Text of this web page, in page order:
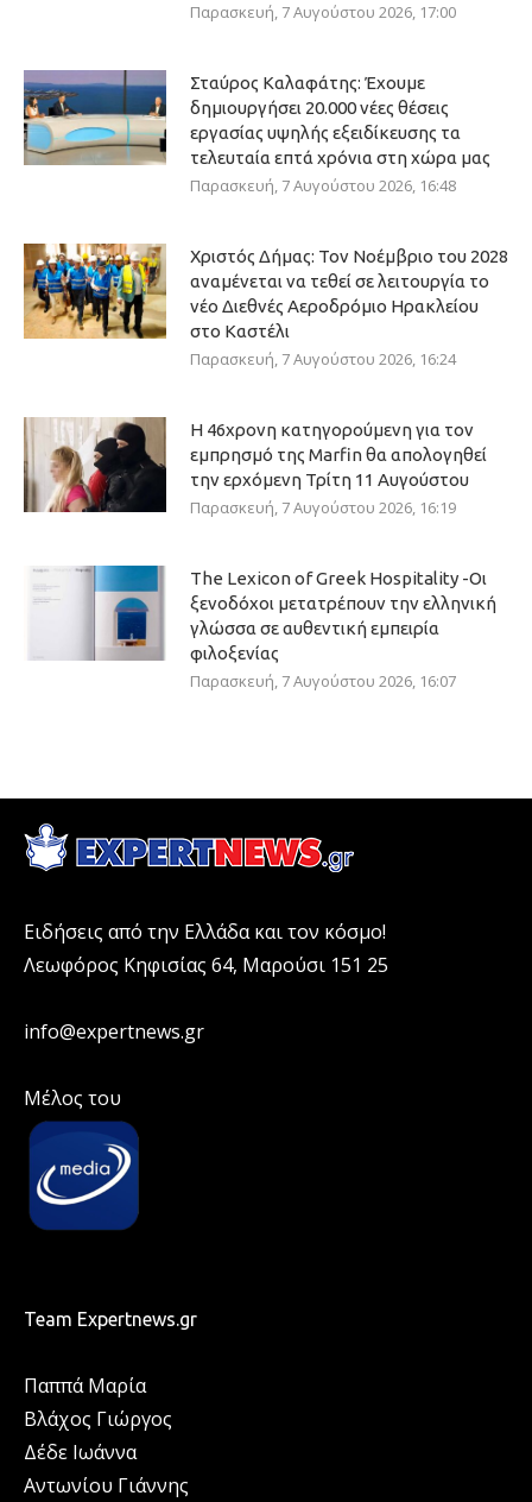
Παρασκευή, 7 Αυγούστου 2026, 17:00
Σταύρος Καλαφάτης: Έχουμε
δημιουργήσει 20.000 νέες θέσεις
εργασίας υψηλής εξειδίκευσης τα
τελευταία επτά χρόνια στη χώρα μας
Παρασκευή, 7 Αυγούστου 2026, 16:48
Χριστός Δήμας: Τον Νοέμβριο του 2028
αναμένεται να τεθεί σε λειτουργία το
νέο Διεθνές Αεροδρόμιο Ηρακλείου
στο Καστέλι
Παρασκευή, 7 Αυγούστου 2026, 16:24
Η 46χρονη κατηγορούμενη για τον
εμπρησμό της Marfin θα απολογηθεί
την ερχόμενη Τρίτη 11 Αυγούστου
Παρασκευή, 7 Αυγούστου 2026, 16:19
The Lexicon of Greek Hospitality -Οι
ξενοδόχοι μετατρέπουν την ελληνική
γλώσσα σε αυθεντική εμπειρία
φιλοξενίας
Παρασκευή, 7 Αυγούστου 2026, 16:07
Ειδήσεις από την Ελλάδα και τον κόσμο!
Λεωφόρος Κηφισίας 64, Μαρούσι 151 25
info@expertnews.gr
Μέλος του
Team Expertnews.gr
Παππά Μαρία
Βλάχος Γιώργος
Δέδε Ιωάννα
Αντωνίου Γιάννης